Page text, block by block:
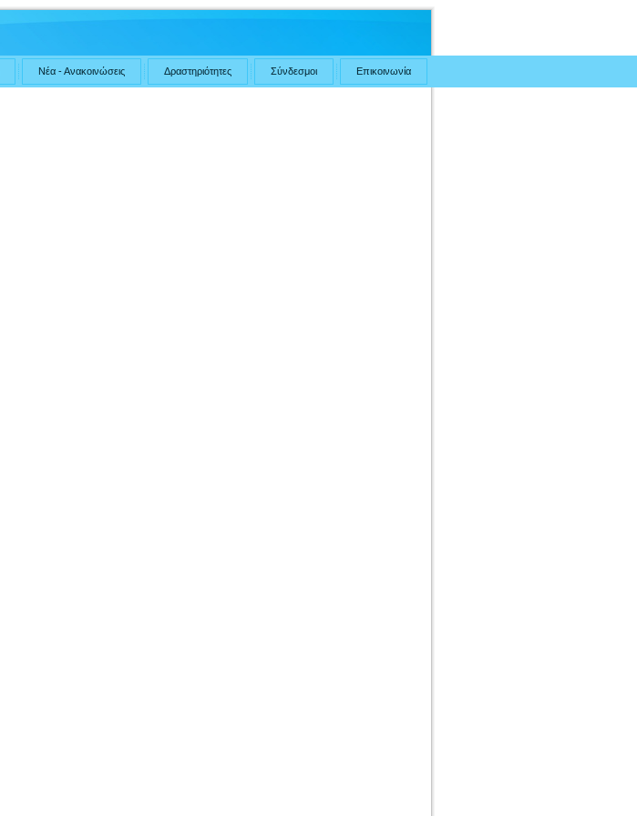
Νέα - Ανακοινώσεις Δραστηριότητες Σύνδεσμοι Επικοινωνία